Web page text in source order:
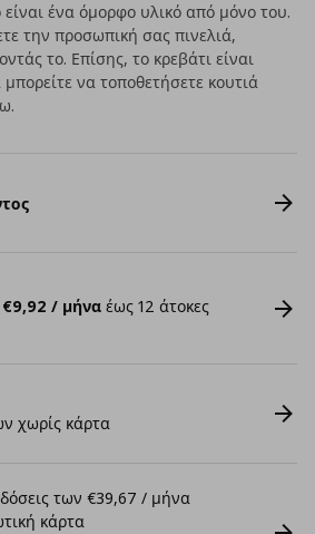
ένα όμορφο υλικό από μόνο του.
την προσωπική σας πινελιά,
το. Επίσης, το κρεβάτι είναι
να τοποθετήσετε κουτιά
€9,92 / μήνα έως 12 άτοκες
χωρίς κάρτα
των €39,67 / μήνα
κάρτα